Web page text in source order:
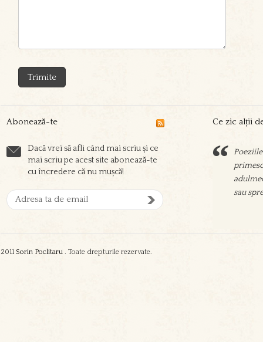
Abonează-te
Dacă vrei să afli când mai scriu și ce
mai scriu pe acest site abonează-te
cu încredere că nu mușcă!
Ce zic alții
sau
Sorin
aşeza
2011 Sorin Poclitaru . Toate drepturile rezervate.